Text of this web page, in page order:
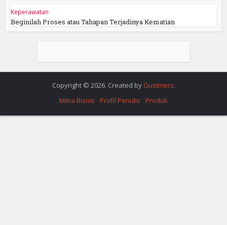
Keperawatan
Beginilah Proses atau Tahapan Terjadinya Kematian
Copyright © 2026. Created by Gustinerz.
Mitra Bisnis
Profil Penulis Produk